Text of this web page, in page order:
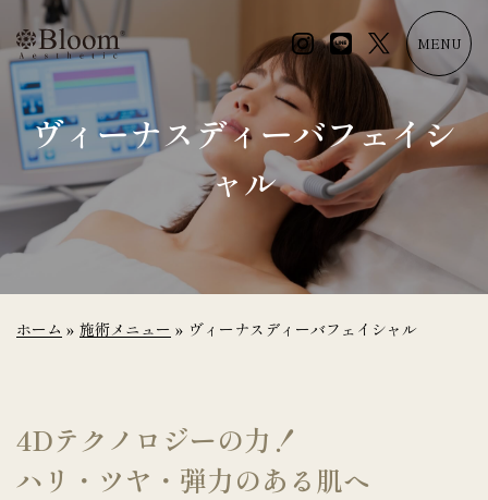
テ
ン
ツ
プ
MENU
ヴィーナスディーバフェイシ
ャル
ホーム » 施術メニュー » ヴィーナスディーバフェイシャル
4Dテクノロジーの力！
ハリ・ツヤ・弾力のある肌へ